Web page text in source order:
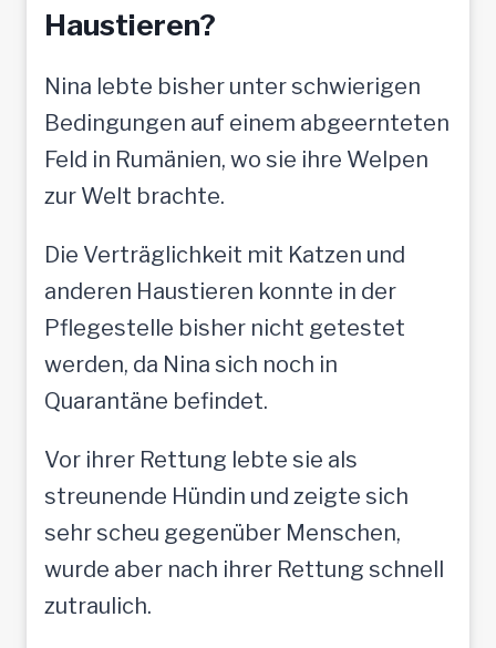
Haustieren?
Nina lebte bisher unter schwierigen
Bedingungen auf einem abgeernteten
Feld in Rumänien, wo sie ihre Welpen
zur Welt brachte.
Die Verträglichkeit mit Katzen und
anderen Haustieren konnte in der
Pflegestelle bisher nicht getestet
werden, da Nina sich noch in
Quarantäne befindet.
Vor ihrer Rettung lebte sie als
streunende Hündin und zeigte sich
sehr scheu gegenüber Menschen,
wurde aber nach ihrer Rettung schnell
zutraulich.